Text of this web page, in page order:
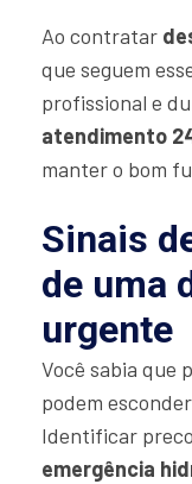
Ao contratar
que seguem
profissional e
atendimento
manter o bom
Sinais
de uma
urgente
Você sabia que
podem
Identificar
emergência